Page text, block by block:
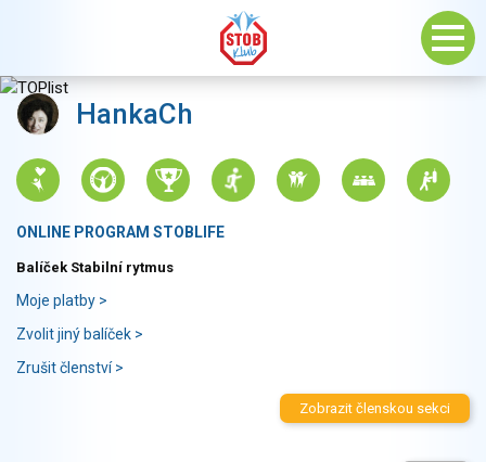
HankaCh
ONLINE PROGRAM STOBLIFE
Balíček Stabilní rytmus
Moje platby >
Zvolit jiný balíček >
Zrušit členství >
Zobrazit členskou sekci